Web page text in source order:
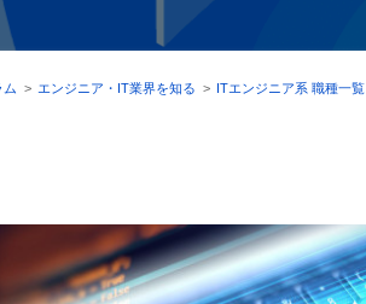
ム > エンジニア・IT業界を知る > ITエンジニア系 職種一覧